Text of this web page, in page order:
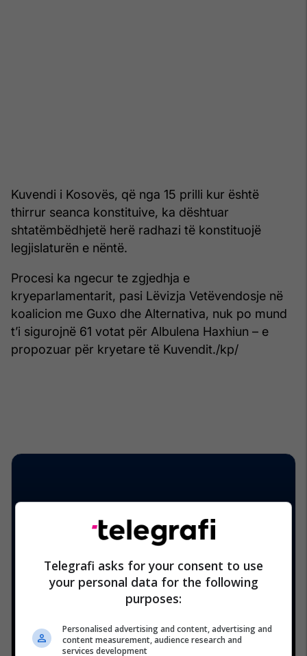
Kuvendi i Kosovës, që nga 15 prilli kur është
thirrur seanca konstituive, ka dështuar
shtatëmbëdhjetë herë radhazi të konstituojë
legjislaturën e nëntë.
Procesi ka ngecur te zgjedhja e
kryeparlamentarit, pasi Lëvizja Vetëvendosje në
koalicion me Guxo dhe Alternativa, nuk po mund
t’i sigurojnë 61 votat për Albulena Haxhiun – e
propozuar për kryetare të Kuvendit./kp/
Telegrafi asks for your consent to use
your personal data for the following
purposes:
Personalised advertising and content, advertising and
content measurement, audience research and
services development